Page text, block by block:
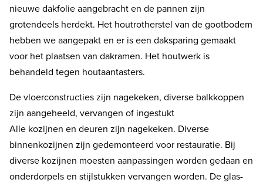
nieuwe dakfolie aangebracht en de pannen zijn
grotendeels herdekt. Het houtrotherstel van de gootbodem
hebben we aangepakt en er is een daksparing gemaakt
voor het plaatsen van dakramen. Het houtwerk is
behandeld tegen houtaantasters.
De vloerconstructies zijn nagekeken, diverse balkkoppen
zijn aangeheeld, vervangen of ingestukt
Alle kozijnen en deuren zijn nagekeken. Diverse
binnenkozijnen zijn gedemonteerd voor restauratie. Bij
diverse kozijnen moesten aanpassingen worden gedaan en
onderdorpels en stijlstukken vervangen worden. De glas-